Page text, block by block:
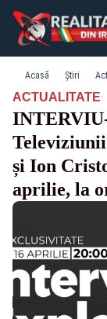
Acasă Știri
ACTUALITATE·
și Ion
aprilie, la